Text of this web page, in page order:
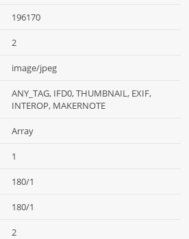
196170
2
image/jpeg
ANY_TAG, IFD0, THUMBNAIL, EXIF,
INTEROP, MAKERNOTE
Array
1
180/1
180/1
2